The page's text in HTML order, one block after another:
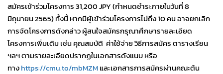
สมัครเข้าร่วมโครงการ 31,200 JPY (กำหนดชำระภายในวันที่ 8
มิถุนายน 2565) ทั้งนี้ หากมีผู้เข้าร่วมโครงการไม่ถึง 10 คน อาจยกเลิก
การจัดโครงการดังกล่าว ผู้สนใจสมัครกรุณาศึกษารายละเอียด
โครงการเพิ่มเติม เช่น คุณสมบัติ ค่าใช้จ่าย วิธีการสมัคร ตารางเรียน
ฯลฯ ตามรายละเอียดปรากฏในเอกสารดังแนบ หรือ
ทางhttps://cmu.to/mbMZMและเอกสารการสมัครผ่านคณะต้น